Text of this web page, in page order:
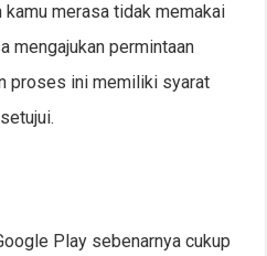
kamu merasa tidak memakai
mengajukan permintaan
proses ini memiliki syarat
Play sebenarnya cukup